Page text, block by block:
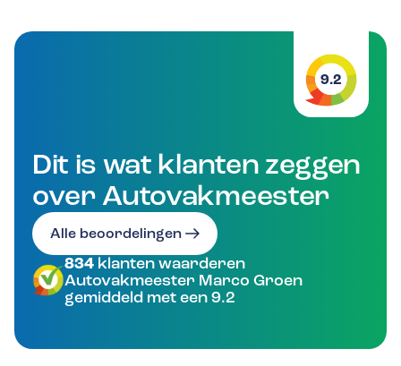
9.2
Dit is wat klanten zeggen
over Autovakmeester
Alle beoordelingen
834 klanten waarderen
Autovakmeester Marco Groen
gemiddeld met een 9.2